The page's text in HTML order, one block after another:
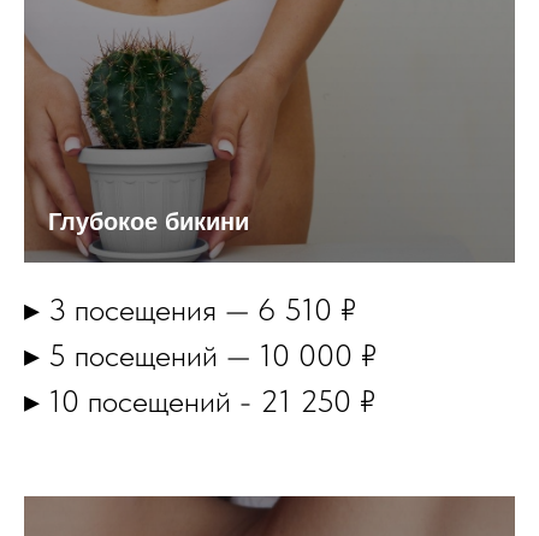
Глубокое бикини
▸ 3 посещения — 6 510 ₽
▸ 5 посещений — 10 000 ₽
▸ 10 посещений - 21 250 ₽